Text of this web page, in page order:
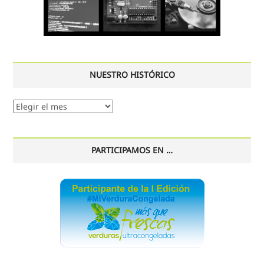
NUESTRO HISTÓRICO
Nuestro
PARTICIPAMOS EN …